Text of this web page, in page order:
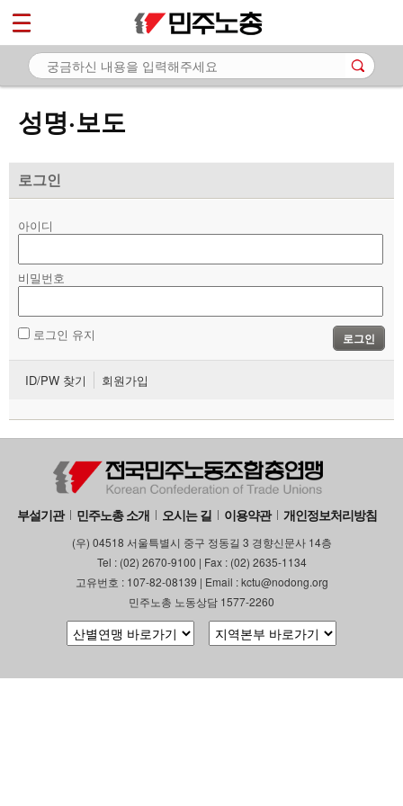
성명·보도
로그인
아이디
비밀번호
로그인 유지 로그인
ID/PW 찾기 회원가입
부설기관 민주노총 소개 오시는 길 이용약관 개인정보처리방침
(우) 04518 서울특별시 중구 정동길 3 경향신문사 14층
Tel : (02) 2670-9100 | Fax : (02) 2635-1134
고유번호 : 107-82-08139 | Email : kctu@nodong.org
민주노총 노동상담 1577-2260
마이페이지
소개
- 공지사항
- 성명·보도
자료
부설기관
업무